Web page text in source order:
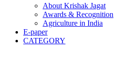
About Krishak Jagat
Awards & Recognition
Agriculture in India
E-paper
CATEGORY